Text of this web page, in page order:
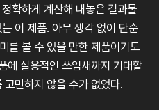
정확하게 계산해 내놓은 결과물
는 이 제품. 아무 생각 없이 단순
를 볼 수 있을 만한 제품이기도
에 실용적인 쓰임새까지 기대할
고민하지 않을 수가 없었다.